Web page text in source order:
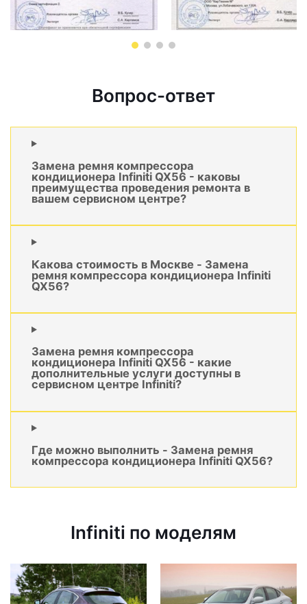
Вопрос-ответ
Замена ремня компрессора
кондиционера Infiniti QX56 - каковы
преимущества проведения ремонта в
вашем сервисном центре?
Какова стоимость в Москве - Замена
ремня компрессора кондиционера Infiniti
QX56?
Замена ремня компрессора
кондиционера Infiniti QX56 - какие
дополнительные услуги доступны в
сервисном центре Infiniti?
Где можно выполнить - Замена ремня
компрессора кондиционера Infiniti QX56?
Infiniti по моделям